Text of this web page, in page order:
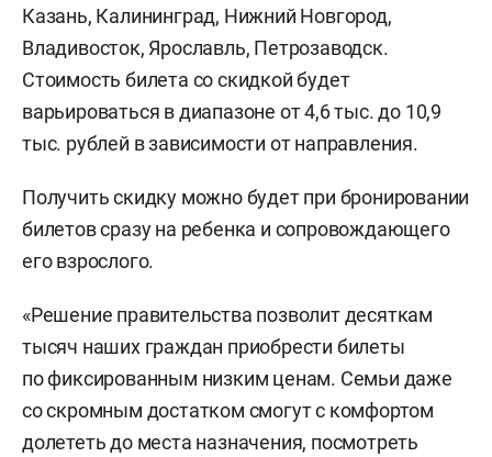
Казань, Калининград, Нижний Новгород,
Владивосток, Ярославль, Петрозаводск.
Стоимость билета со скидкой будет
варьироваться в диапазоне от 4,6 тыс. до 10,9
тыс. рублей в зависимости от направления.
Получить скидку можно будет при бронировании
билетов сразу на ребенка и сопровождающего
его взрослого.
«Решение правительства позволит десяткам
тысяч наших граждан приобрести билеты
по фиксированным низким ценам. Семьи даже
со скромным достатком смогут с комфортом
долететь до места назначения, посмотреть